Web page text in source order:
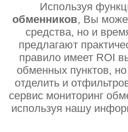
Используя
обменников, Вы
средства, но и
предлагают
правило имеет ROI
обменных пунктов,
отделить и
сервис мониторинг
используя нашу